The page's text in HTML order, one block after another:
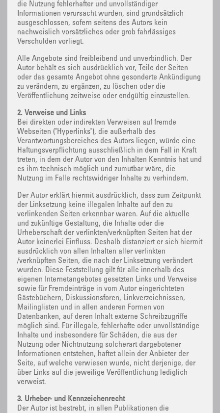
die Nutzung fehlerhafter und unvollständiger
Informationen verursacht wurden, sind grundsätzlich
ausgeschlossen, sofern seitens des Autors kein
nachweislich vorsätzliches oder grob fahrlässiges
Verschulden vorliegt.
Alle Angebote sind freibleibend und unverbindlich. Der
Autor behält es sich ausdrücklich vor, Teile der Seiten
oder das gesamte Angebot ohne gesonderte Ankündigung
zu verändern, zu ergänzen, zu löschen oder die
Veröffentlichung zeitweise oder endgültig einzustellen.
2. Verweise und Links
Bei direkten oder indirekten Verweisen auf fremde
Webseiten ("Hyperlinks"), die außerhalb des
Verantwortungsbereiches des Autors liegen, würde eine
Haftungsverpflichtung ausschließlich in dem Fall in Kraft
treten, in dem der Autor von den Inhalten Kenntnis hat und
es ihm technisch möglich und zumutbar wäre, die
Nutzung im Falle rechtswidriger Inhalte zu verhindern.
Der Autor erklärt hiermit ausdrücklich, dass zum Zeitpunkt
der Linksetzung keine illegalen Inhalte auf den zu
verlinkenden Seiten erkennbar waren. Auf die aktuelle
und zukünftige Gestaltung, die Inhalte oder die
Urheberschaft der verlinkten/verknüpften Seiten hat der
Autor keinerlei Einfluss. Deshalb distanziert er sich hiermit
ausdrücklich von allen Inhalten aller verlinkten
/verknüpften Seiten, die nach der Linksetzung verändert
wurden. Diese Feststellung gilt für alle innerhalb des
eigenen Internetangebotes gesetzten Links und Verweise
sowie für Fremdeinträge in vom Autor eingerichteten
Gästebüchern, Diskussionsforen, Linkverzeichnissen,
Mailinglisten und in allen anderen Formen von
Datenbanken, auf deren Inhalt externe Schreibzugriffe
möglich sind. Für illegale, fehlerhafte oder unvollständige
Inhalte und insbesondere für Schäden, die aus der
Nutzung oder Nichtnutzung solcherart dargebotener
Informationen entstehen, haftet allein der Anbieter der
Seite, auf welche verwiesen wurde, nicht derjenige, der
über Links auf die jeweilige Veröffentlichung lediglich
verweist.
3. Urheber- und Kennzeichenrecht
Der Autor ist bestrebt, in allen Publikationen die